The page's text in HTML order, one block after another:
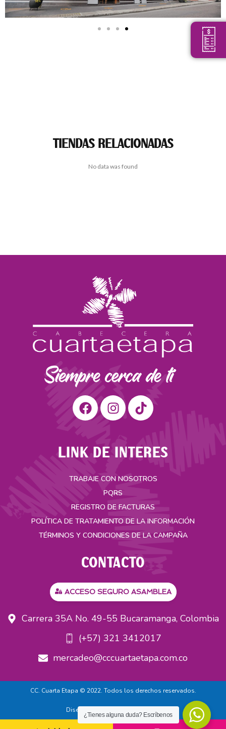
TIENDAS RELACIONADAS
No data was found
LINK DE INTERES
TRABAJE CON NOSOTROS
PQRS
REGISTRO DE FACTURAS
POLÍTICA DE TRATAMIENTO DE LA INFORMACIÓN
TÉRMINOS Y CONDICIONES DE LA CAMPAÑA
CONTACTO
ACCESO SEGURO ASAMBLEA
Carrera 35A No. 49-55 Bucaramanga, Colombia
(+57) 321 3412017
mercadeo@cccuartaetapa.com.co
Diseñado por
CC. Cuarta Etapa © 2022. Todos los derechos reservados.
¿Tienes alguna duda? Escríbenos